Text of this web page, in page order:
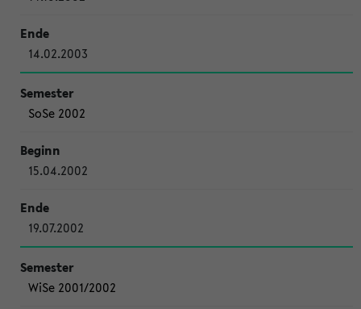
14.02.2003
SoSe 2002
15.04.2002
19.07.2002
WiSe 2001/2002